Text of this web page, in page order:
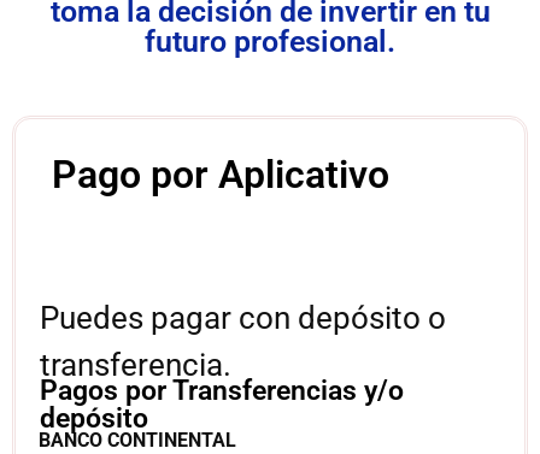
toma la decisión de invertir en tu
futuro profesional.
Pago por Aplicativo
Puedes pagar con depósito o
transferencia.
BANCO CONTINENTAL
Pagos por Transferencias y/o
depósito